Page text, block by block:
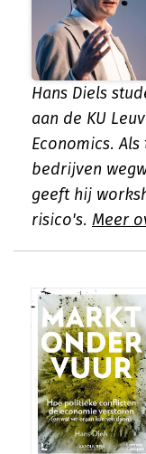
Hans Diels
aan de KU
Economics.
bedrijven
geeft hij
risico's. Meer